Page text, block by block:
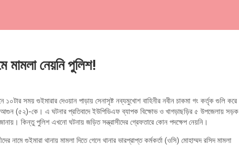
মামলা নেয়নি পুলিশ!
সময় গুইমারার দেওয়ান পাড়ায় সেনাসৃষ্ট নব্যমুখোশ বাহিনীর নবীন চাকমা গং কর্তৃক গুলি করে
(৫২)-কে। এ ঘটনার প্রতিবাদে ইউপিডিএফ ব্যাপক বিক্ষোভ ও খাগড়াছড়ির ৫ উপজেলায় সড়ক
কিন্তু পুলিশ এখনো ঘটনায় জড়িত সন্ত্রাসীদের গ্রেফতারে কোন পদক্ষেপ নেয়নি।
নামে গুইমারা থানায় মামলা দিতে গেলে থানার ভারপ্রাপ্ত কর্মকর্তা (ওসি) মোহাম্মদ রসিদ মামলা